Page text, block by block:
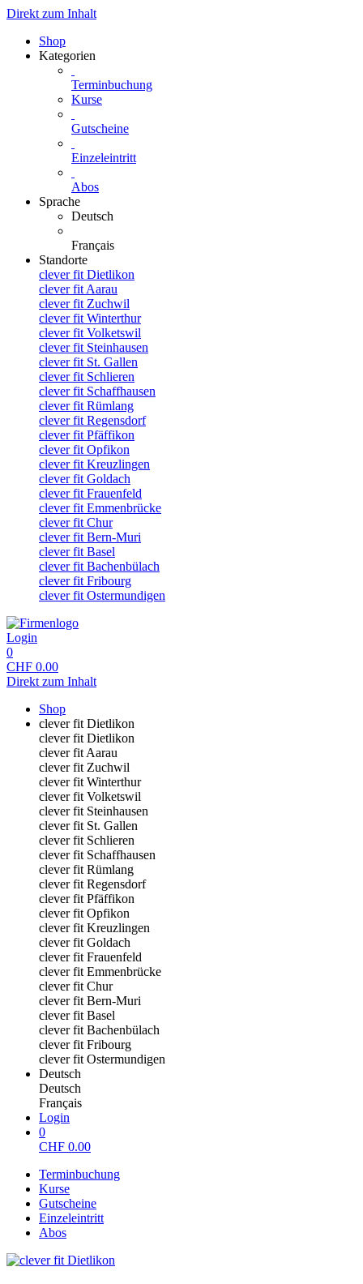
Direkt zum Inhalt
Shop
Kategorien
Terminbuchung
Kurse
Gutscheine
Einzeleintritt
Abos
Sprache
Deutsch
Français
Standorte
clever fit Dietlikon
clever fit Aarau
clever fit Zuchwil
clever fit Winterthur
clever fit Volketswil
clever fit Steinhausen
clever fit St. Gallen
clever fit Schlieren
clever fit Schaffhausen
clever fit Rümlang
clever fit Regensdorf
clever fit Pfäffikon
clever fit Opfikon
clever fit Kreuzlingen
clever fit Goldach
clever fit Frauenfeld
clever fit Emmenbrücke
clever fit Chur
clever fit Bern-Muri
clever fit Basel
clever fit Bachenbülach
clever fit Fribourg
clever fit Ostermundigen
Login
0
CHF 0.00
Direkt zum Inhalt
Shop
clever fit Dietlikon
clever fit Dietlikon
clever fit Aarau
clever fit Zuchwil
clever fit Winterthur
clever fit Volketswil
clever fit Steinhausen
clever fit St. Gallen
clever fit Schlieren
clever fit Schaffhausen
clever fit Rümlang
clever fit Regensdorf
clever fit Pfäffikon
clever fit Opfikon
clever fit Kreuzlingen
clever fit Goldach
clever fit Frauenfeld
clever fit Emmenbrücke
clever fit Chur
clever fit Bern-Muri
clever fit Basel
clever fit Bachenbülach
clever fit Fribourg
clever fit Ostermundigen
Deutsch
Deutsch
Français
Login
0
CHF 0.00
Terminbuchung
Kurse
Gutscheine
Einzeleintritt
Abos